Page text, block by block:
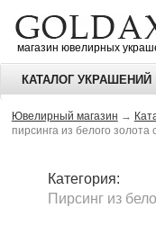
магазин ювелирных
КАТАЛОГ УКРАШЕНИЙ
Ювелирный магазин →
пирсинга из белого
Категория:
Пирсинг из